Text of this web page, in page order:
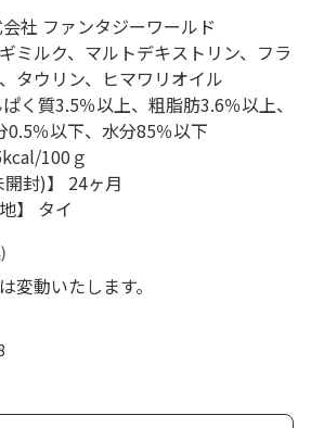
会社 ファンタジーワールド
ミルク、マルトデキストリン、フラ
タウリン、ヒマワリオイル
く質3.5％以上、粗脂肪3.6％以上、
％以下、水分85％以下
100ｇ
開封)】 24ヶ月
】 タイ
動いたします。